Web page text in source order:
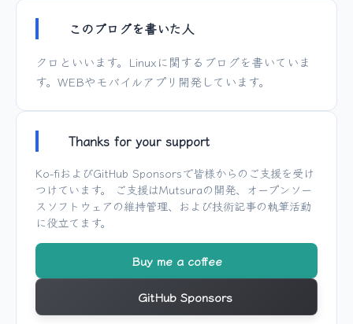
このブログを書いた人
クロといいます。Linuxに関するブログを書いていま
す。WEBやモバイルアプリ開発しています。
Thanks for your support
Ko-fiおよびGitHub Sponsorsで皆様からのご支援を受け
つけています。 ご支援はMutsuraの開発、オープンソー
スソフトウェアの維持管理、および技術記事の執筆活動
に役立てます。
Buy me a coffee
GitHub Sponsors